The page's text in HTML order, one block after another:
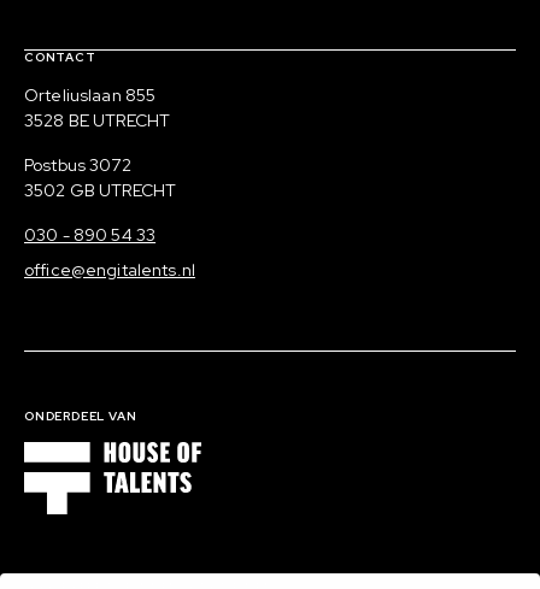
Contact, verdere links en colofon
CONTACT
Bezoek adres
Orteliuslaan 855
3528 BE UTRECHT
Post adres
Postbus 3072
3502 GB UTRECHT
030 - 890 54 33
office@engitalents.nl
ONDERDEEL VAN